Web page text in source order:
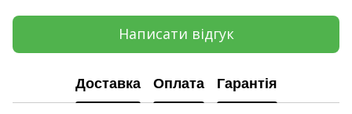
Написати відгук
Доставка Оплата Гарантія